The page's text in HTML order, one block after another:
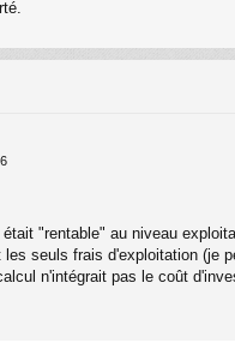
était "rentable" au niveau
seuls frais d'exploitation (je
n'intégrait pas le coût